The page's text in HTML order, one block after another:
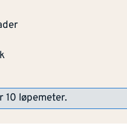
10 løpemeter.